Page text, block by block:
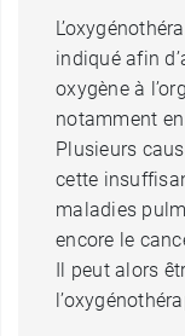
indiqué afin
oxygène à
notamment
Plusieurs
cette
maladies
encore le
Il peut alors